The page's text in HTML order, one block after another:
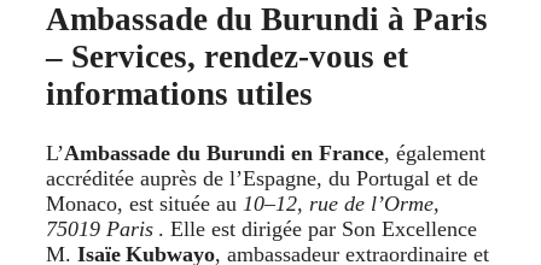
Ambassade du Burundi à Paris
– Services, rendez‑vous et
informations utiles
L’Ambassade du Burundi en France, également
accréditée auprès de l’Espagne, du Portugal et de
Monaco, est située au 10–12, rue de l’Orme,
75019 Paris . Elle est dirigée par Son Excellence
M. Isaïe Kubwayo, ambassadeur extraordinaire et